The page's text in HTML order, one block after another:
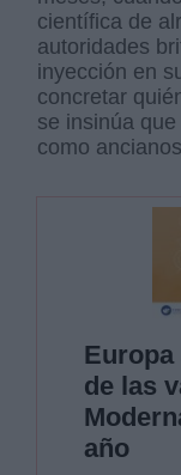
científica de
autoridades
inyección en
concretar
se insinúa
como
Europa
de las
año